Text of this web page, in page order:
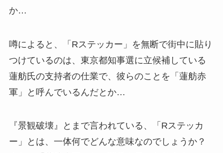
か…
噂によると、「Rステッカー」を無断で街中に貼り
つけているのは、東京都知事選に立候補している
蓮舫氏の支持者の仕業で、彼らのことを「蓮舫赤
軍」と呼んでいるんだとか…
『景観破壊』とまで言われている、「Rステッカ
ー」とは、一体何でどんな意味なのでしょうか？